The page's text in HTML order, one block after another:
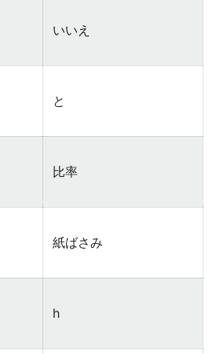
いいえ
と
比率
紙ばさみ
h